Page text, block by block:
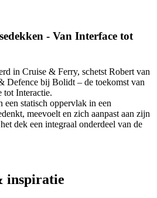
- Van Interface tot
in Cruise & Ferry, schetst Robert van
Defence bij Bolidt – de toekomst van
tot Interactie.
een statisch oppervlak in een
meevoelt en zich aanpast aan zijn
dek een integraal onderdeel van de
inspiratie